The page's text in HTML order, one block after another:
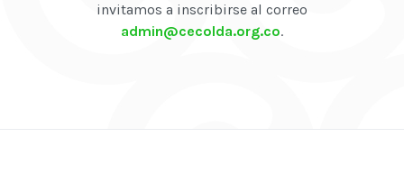
invitamos a inscribirse al correo
admin@cecolda.org.co.